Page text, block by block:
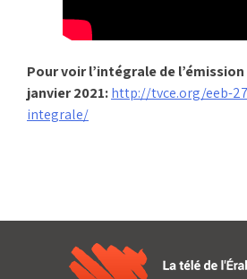
Pour voir l’intégrale de
janvier 2021:http://tvce.org/eeb-
integrale/